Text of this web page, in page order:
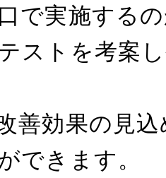
で実施する
ストを考案
善効果の見
できます。